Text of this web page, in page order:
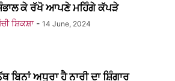
ਕੇ ਰੱਖੋ ਆਪਣੇ ਮਹਿੰਗੇ ਕੱਪੜੇ
ਸ਼ਿਕਸ਼ਾ - 14 June, 2024
ਬਿਨਾਂ ਅਧੂਰਾ ਹੈ ਨਾਰੀ ਦਾ ਸ਼ਿੰਗਾਰ